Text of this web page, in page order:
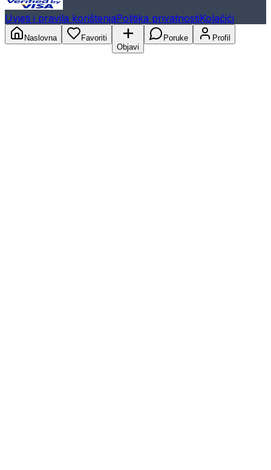
Uvjeti i pravila korištenjaPolitika privatnostiKolačići
Naslovna
Favoriti
Objavi
Poruke Profil